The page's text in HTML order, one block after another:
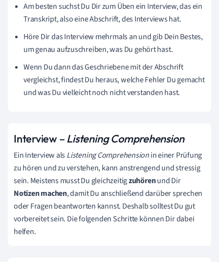
Am besten suchst Du Dir zum Üben ein Interview, das ein
Transkript, also eine Abschrift, des Interviews hat.
Höre Dir das Interview mehrmals an und gib Dein Bestes,
um genau aufzuschreiben, was Du gehört hast.
Wenn Du dann das Geschriebene mit der Abschrift
vergleichst, findest Du heraus, welche Fehler Du gemacht
und was Du vielleicht noch nicht verstanden hast.
Interview – Listening Comprehension
Ein Interview alsListening Comprehensionin einer Prüfung
zu hören und zu verstehen, kann anstrengend und stressig
sein. Meistens musst Du gleichzeitigzuhörenund Dir
Notizen machen, damit Du anschließend darüber sprechen
oder Fragen beantworten kannst. Deshalb solltest Du gut
vorbereitet sein. Die folgenden Schritte können Dir dabei
helfen.